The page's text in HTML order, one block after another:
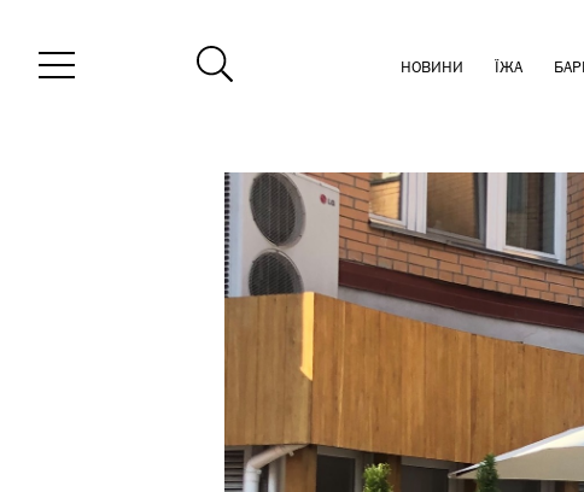
НОВИНИ ЇЖА